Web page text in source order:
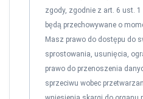
zgody, zgodnie z art. 6 ust. 1
będą przechowywane o
Masz prawo do dostępu do
sprostowania, usunięcia,
prawo do przenoszenia
sprzeciwu wobec